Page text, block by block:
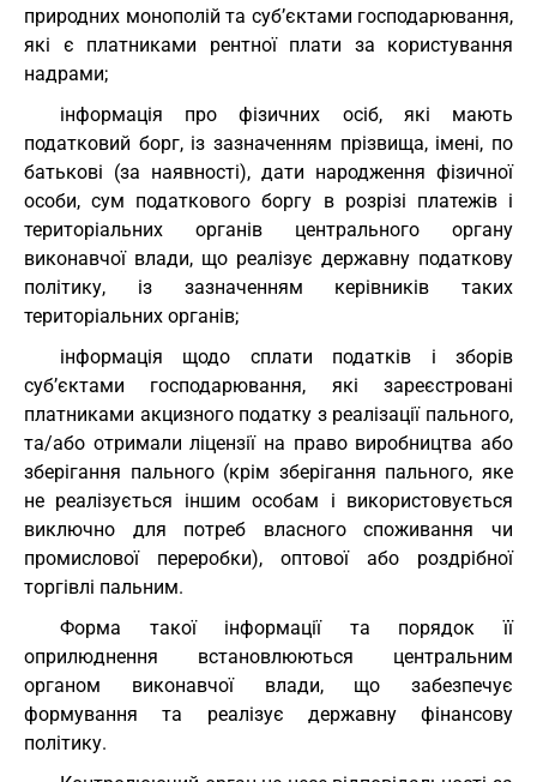
природних монополій та суб’єктами господарювання,
які є платниками рентної плати за користування
надрами;
інформація про фізичних осіб, які мають
податковий борг, із зазначенням прізвища, імені, по
батькові (за наявності), дати народження фізичної
особи, сум податкового боргу в розрізі платежів і
територіальних органів центрального органу
виконавчої влади, що реалізує державну податкову
політику, із зазначенням керівників таких
територіальних органів;
інформація щодо сплати податків і зборів
суб’єктами господарювання, які зареєстровані
платниками акцизного податку з реалізації пального,
та/або отримали ліцензії на право виробництва або
зберігання пального (крім зберігання пального, яке
не реалізується іншим особам і використовується
виключно для потреб власного споживання чи
промислової переробки), оптової або роздрібної
торгівлі пальним.
Форма такої інформації та порядок її
оприлюднення встановлюються центральним
органом виконавчої влади, що забезпечує
формування та реалізує державну фінансову
політику.